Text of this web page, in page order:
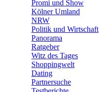
Promi und Show
Kölner Umland
NRW
Politik und Wirtschaft
Panorama
Ratgeber
Witz des Tages
Shoppingwelt
Dating
Partnersuche